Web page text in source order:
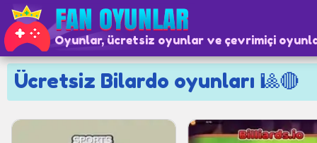
Oyunlar, ücretsiz oyunlar ve çevrimiçi
Ücretsiz Bilardo oyunları 🎱🔴